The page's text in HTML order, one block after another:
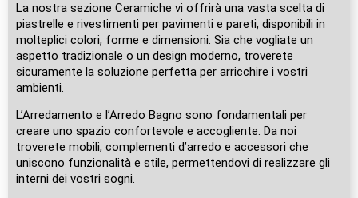
La nostra sezione Ceramiche vi offrirà una vasta scelta di
piastrelle e rivestimenti per pavimenti e pareti, disponibili in
molteplici colori, forme e dimensioni. Sia che vogliate un
aspetto tradizionale o un design moderno, troverete
sicuramente la soluzione perfetta per arricchire i vostri
ambienti.
L’Arredamento e l’Arredo Bagno sono fondamentali per
creare uno spazio confortevole e accogliente. Da noi
troverete mobili, complementi d’arredo e accessori che
uniscono funzionalità e stile, permettendovi di realizzare gli
interni dei vostri sogni.